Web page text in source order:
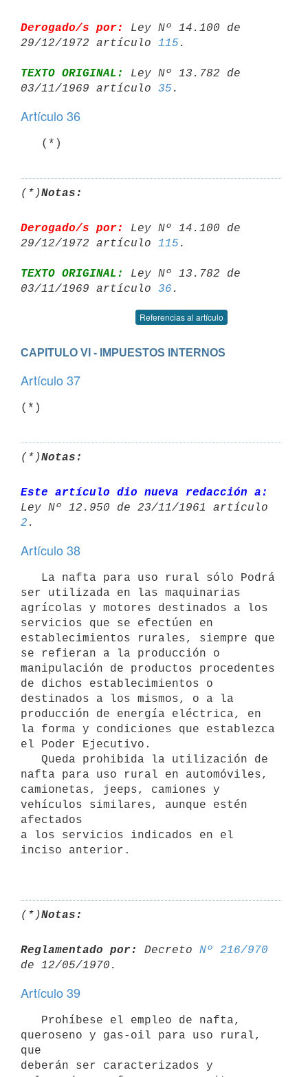
Derogado/s por:
Ley Nº 14.100 de
29/12/1972 artículo 115
TEXTO ORIGINAL:
Ley Nº 13.782 de
03/11/1969 artículo 35
Artículo 36
   (*)
(*)Notas:
Derogado/s por:
Ley Nº 14.100 de
29/12/1972 artículo 115
TEXTO ORIGINAL:
Ley Nº 13.782 de
03/11/1969 artículo 36
Referencias al artículo
CAPITULO VI - IMPUESTOS INTERNOS
Artículo 37
(*)
(*)Notas:
Este artículo dio nueva redacción a:
2
Artículo 38
ser utilizada en las maquinarias
agrícolas y motores destinados a los
servicios que se efectúen en
establecimientos rurales, siempre que
se refieran a la producción o
manipulación de productos procedentes
de dichos establecimientos o
destinados a los mismos, o a la
producción de energía eléctrica, en
la forma y condiciones que establezca
el Poder Ejecutivo.
nafta para uso rural en automóviles,
camionetas, jeeps, camiones y
vehículos similares, aunque estén
afectados
a los servicios indicados en el
inciso anterior.
(*)Notas:
Reglamentado por: Decreto Nº 216/970
Artículo 39
queroseno y gas-oil para uso rural,
que
deberán ser caracterizados y